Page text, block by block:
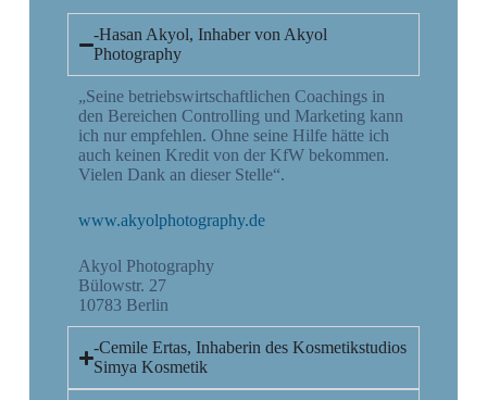
-Hasan Akyol, Inhaber von Akyol
Photography
„Seine betriebswirtschaftlichen Coachings in
den Bereichen Controlling und Marketing kann
ich nur empfehlen. Ohne seine Hilfe hätte ich
auch keinen Kredit von der KfW bekommen.
Vielen Dank an dieser Stelle“.
www.akyolphotography.de
Akyol Photography
Bülowstr. 27
10783 Berlin
-Cemile Ertas, Inhaberin des Kosmetikstudios
Simya Kosmetik